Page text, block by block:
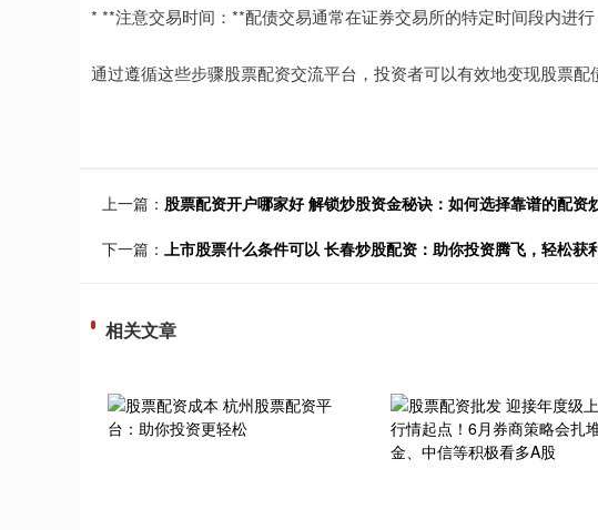
* **注意交易时间：**配债交易通常在证券交易所的特定时间段内进行
通过遵循这些步骤股票配资交流平台，投资者可以有效地变现股票配
上一篇： 股票配资开户哪家好 解锁炒股资金秘诀：如何选择靠谱的配资
下一篇： 上市股票什么条件可以 长春炒股配资：助你投资腾飞，轻松获
相关文章